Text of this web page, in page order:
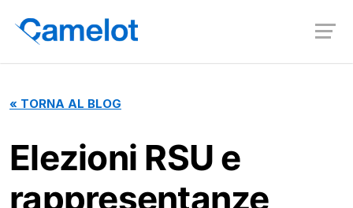
« TORNA AL BLOG
Elezioni RSU e
rappresentanze